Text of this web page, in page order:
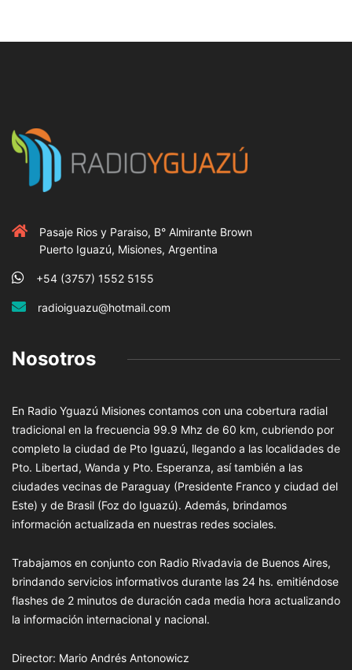
Pasaje Rios y Paraiso, B° Almirante Brown
Puerto Iguazú, Misiones, Argentina
+54 (3757) 1552 5155
radioiguazu@hotmail.com
Nosotros
En Radio Yguazú Misiones contamos con una cobertura radial
tradicional en la frecuencia 99.9 Mhz de 60 km, cubriendo por
completo la ciudad de Pto Iguazú, llegando a las localidades de
Pto. Libertad, Wanda y Pto. Esperanza, así también a las
ciudades vecinas de Paraguay (Presidente Franco y ciudad del
Este) y de Brasil (Foz do Iguazú). Además, brindamos
información actualizada en nuestras redes sociales.
Trabajamos en conjunto con Radio Rivadavia de Buenos Aires,
brindando servicios informativos durante las 24 hs. emitiéndose
flashes de 2 minutos de duración cada media hora actualizando
la información internacional y nacional.
Director: Mario Andrés Antonowicz